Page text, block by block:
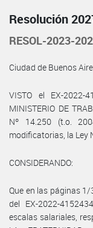
Resolución
RESOL-2023-
Ciudad de Buenos
VISTO el EX-2022-
MINISTERIO DE
Nº 14.250 (t.o.
modificatorias, la Ley
CONSIDERANDO:
Que en las páginas
del EX-2022-
escalas salariales,